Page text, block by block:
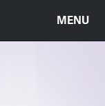
MENU